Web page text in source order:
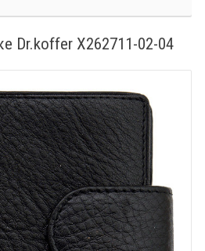
Dr.koffer X262711-02-04